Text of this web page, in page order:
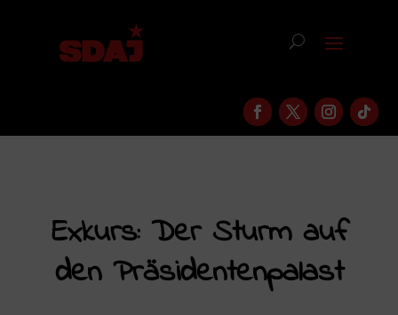
Exkurs: Der Sturm auf
den Präsidentenpalast